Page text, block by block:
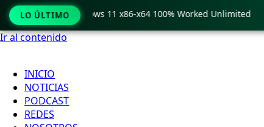
Ir al contenido
INICIO
NOTICIAS
PODCAST
REDES
LO ÚLTIMO
Crack only Windows 11 x86-x64 100% Worked Unlimited